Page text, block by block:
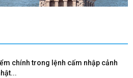
chính trong lệnh cấm nhập cảnh